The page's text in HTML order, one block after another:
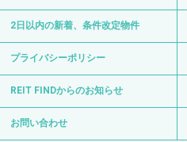
2日以内の新着、条件改定物件
プライバシーポリシー
REIT FINDからのお知らせ
お問い合わせ